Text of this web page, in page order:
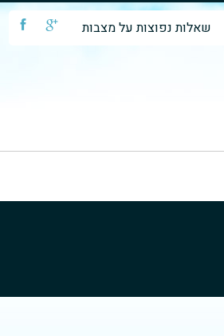
שאלות נפוצות על מצבות a b